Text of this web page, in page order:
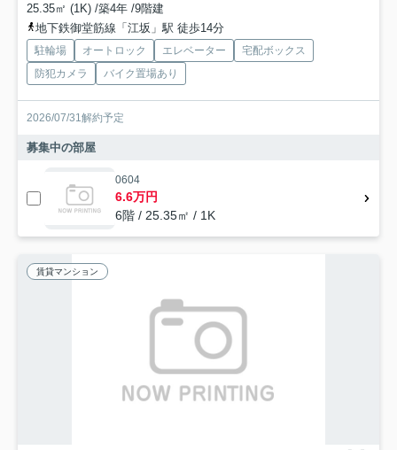
25.35㎡ (1K) /築4年 /9階建
地下鉄御堂筋線「江坂」駅 徒歩14分
駐輪場 オートロック エレベーター
宅配ボックス
防犯カメラ
バイク置場あり
2026/07/31解約予定
募集中の部屋
0604
6.6万円
6階 / 25.35㎡ / 1K
賃貸マンション